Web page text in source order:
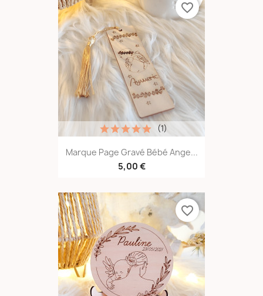
Marque Page Gravé Bébé Ange...
5,00 €
(1)
favorite_border
favorite_border